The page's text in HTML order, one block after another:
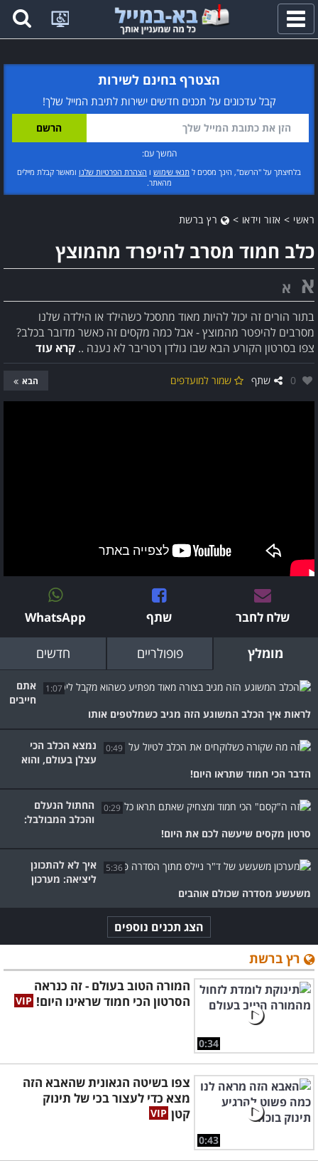
פתח
תפריט
הצטרף בחינם לשירות
קבל עדכונים על תכנים חדשים ישירות לתיבת המייל שלך!
המשך עם:
בלחיצתך על "הרשם", הינך מסכים ל תנאי שימוש ו הצהרת הפרטיות שלנו ומאשר קבלת מיילים
מהאתר.
ראשי > אזור וידאו > רץ ברשת
כלב חמוד מסרב להיפרד מהמוצץ
א א
בתור הורים זה יכול להיות מאוד מתסכל כשהילד או הילדה שלנו
מסרבים להיפטר מהמוצץ - אבל כמה מקסים זה כאשר מדובר בכלב?
צפו בסרטון הקורע הבא שבו גולדן רטריבר לא נענה .. קרא עוד
אהבו:
0 שתף שמור למועדפים הבא
שלח לחבר שתף WhatsApp
מומלץ פופולריים חדשים
1:07
אתם
חייבים
לראות איך הכלב המשוגע הזה מגיב כשמלטפים אותו
0:49
נמצא הכלב הכי
עצלן בעולם, והוא
הדבר הכי חמוד שתראו היום!
0:29
החתול הנעלם
והכלב המבולבל:
סרטון מקסים שיעשה לכם את היום!
5:36
איך לא להתכונן
ליציאה: מערכון
משעשע מסדרה שכולם אוהבים
הצג תכנים נוספים
רץ ברשת
0:34
המורה הטוב בעולם - זה כנראה
הסרטון הכי חמוד שראינו היום!
0:43
צפו בשיטה הגאונית שהאבא הזה
מצא כדי לעצור בכי של תינוק
קטן